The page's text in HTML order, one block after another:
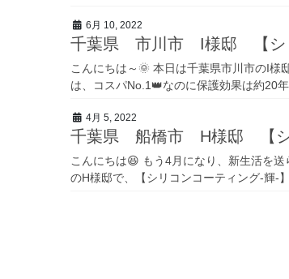
6月 10, 2022
千葉県 市川市 I様邸 【シ
こんにちは～🌞 本日は千葉県市川市のI
は、コスパNo.1👑なのに保護効果は約20
4月 5, 2022
千葉県 船橋市 H様邸 【シ
こんにちは😆 もう4月になり、新生活を
のH様邸で、【シリコンコーティング-輝-